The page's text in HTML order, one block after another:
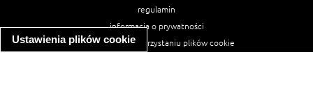
Ustawienia plików cookie
regulamin
informacja o prywatności
informacja o wykorzystaniu plików cookie